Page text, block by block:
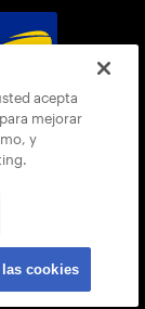
acepta
mejorar
y
cookies